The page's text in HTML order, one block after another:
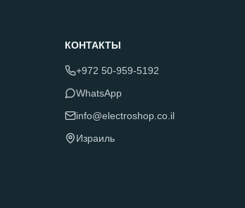
КОНТАКТЫ
+972 50-959-5192
WhatsApp
info@electroshop.co.il
Израиль